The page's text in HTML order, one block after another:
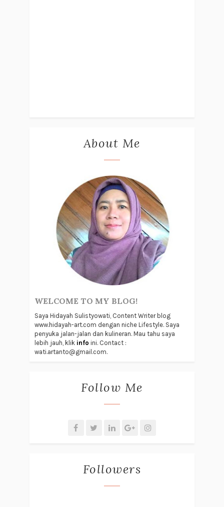
About Me
WELCOME TO MY BLOG!
Saya Hidayah Sulistyowati, Content Writer blog
www.hidayah-art.com dengan niche Lifestyle. Saya
penyuka jalan-jalan dan kulineran. Mau tahu saya
lebih jauh, klik info ini. Contact :
wati.artanto@gmail.com.
Follow Me
Followers